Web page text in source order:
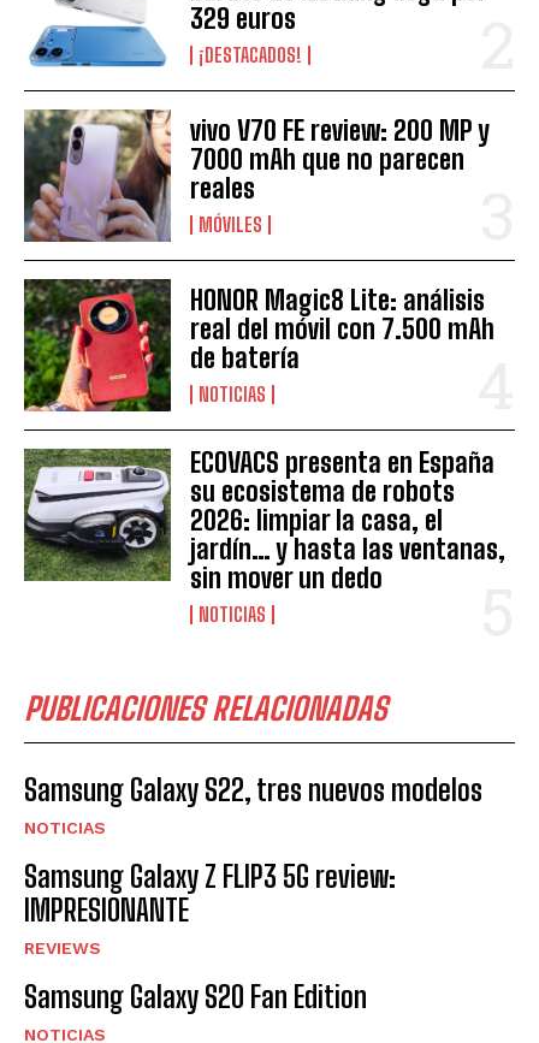
329 euros
¡DESTACADOS!
vivo V70 FE review: 200 MP y
7000 mAh que no parecen
reales
MÓVILES
HONOR Magic8 Lite: análisis
real del móvil con 7.500 mAh
de batería
NOTICIAS
ECOVACS presenta en España
su ecosistema de robots
2026: limpiar la casa, el
jardín… y hasta las ventanas,
sin mover un dedo
NOTICIAS
PUBLICACIONES RELACIONADAS
Samsung Galaxy S22, tres nuevos modelos
NOTICIAS
Samsung Galaxy Z FLIP3 5G review:
IMPRESIONANTE
REVIEWS
Samsung Galaxy S20 Fan Edition
NOTICIAS